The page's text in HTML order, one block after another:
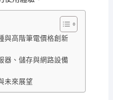
與高階筆電價格創新
器、儲存與網路設備
未來展望